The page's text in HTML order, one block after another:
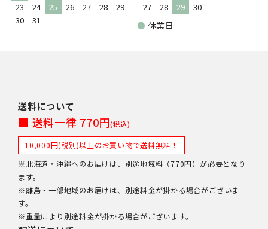
23
24 25 26 27 28
29
30
31
27
28 29 30
● 休業日
送料について
■ 送料一律 770円(税込)
10,000円(税別)以上のお買い物で送料無料！
※北海道・沖縄へのお届けは、別途地域料（770円）が必要となり
ます。
※離島・一部地域のお届けは、別途料金が掛かる場合がございま
す。
※重量により別途料金が掛かる場合がございます。